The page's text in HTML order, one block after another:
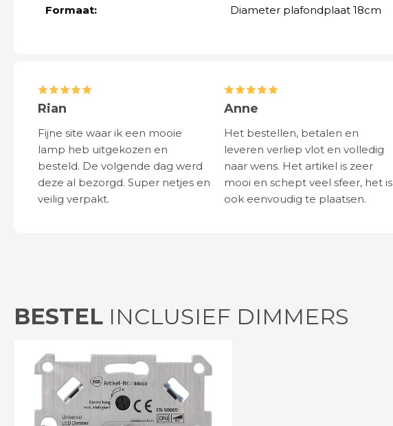
Formaat:
Diameter plafondplaat 18cm
Rian
Fijne site waar ik een mooie
lamp heb uitgekozen en
besteld. De volgende dag werd
deze al bezorgd. Super netjes en
veilig verpakt.
Anne
Het bestellen, betalen en
leveren verliep vlot en volledig
naar wens. Het artikel is zeer
mooi en schept veel sfeer, het is
ook eenvoudig te plaatsen.
BESTEL INCLUSIEF DIMMERS